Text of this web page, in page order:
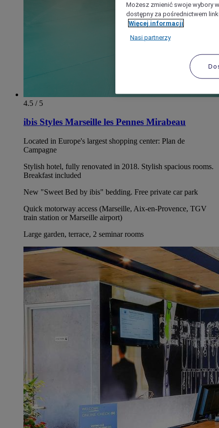
4.5 / 5
ibis Styles Marseille les Pennes Mirabeau
Located in Europe's largest shopping center: Plan de
Campagne
Stylish hotel, fully renovated in 2018. Stylish spacious rooms.
Breakfast included
New "Sweet Bed by ibis" bedding. Free private car park
Quick motorway access (Marseille, Aix-en-Provence, TGV
train station or Marseille airport)
Large garden, terrace, 2 seminar rooms
Możesz zmienić swoje wybory
dostępny za pośrednictwem
Więcej informacji
Nasi partnerzy